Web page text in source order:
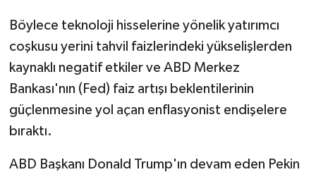
Böylece teknoloji hisselerine yönelik yatırımcı
coşkusu yerini tahvil faizlerindeki yükselişlerden
kaynaklı negatif etkiler ve ABD Merkez
Bankası'nın (Fed) faiz artışı beklentilerinin
güçlenmesine yol açan enflasyonist endişelere
bıraktı.
ABD Başkanı Donald Trump'ın devam eden Pekin